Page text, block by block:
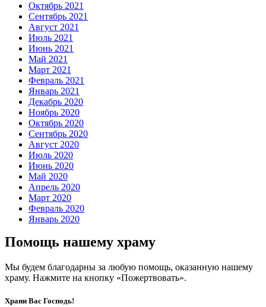
Октябрь 2021
Сентябрь 2021
Август 2021
Июль 2021
Июнь 2021
Май 2021
Март 2021
Февраль 2021
Январь 2021
Декабрь 2020
Ноябрь 2020
Октябрь 2020
Сентябрь 2020
Август 2020
Июль 2020
Июнь 2020
Май 2020
Апрель 2020
Март 2020
Февраль 2020
Январь 2020
Помощь нашему храму
Мы будем благодарны за любую помощь, оказанную нашему
храму. Нажмите на кнопку «Пожертвовать».
Храни Вас Господь!